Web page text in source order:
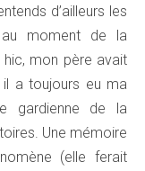
d’ailleurs les
moment de la
mon père avait
il a toujours eu ma
gardienne de la
Une mémoire
(elle ferait